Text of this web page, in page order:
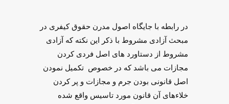
در رابطه با جایگاه اصول مدرن حقوق کیفری در
مبحث آزادی مشروط با ذکر این نکته که آزادی
مشروط از دستاورد های اصل فردی کردن
مجازات می باشد که در خصوص تکمیل نمودن
اصل قانونی بودن جرم و مجازات و پر کردن
خلاء‌های آن قانون مورد تاسیس واقع شده